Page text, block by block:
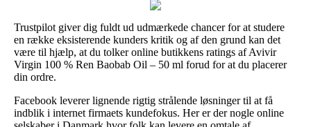
Trustpilot giver dig fuldt ud udmærkede chancer for at studere
en række eksisterende kunders kritik og af den grund kan det
være til hjælp, at du tolker online butikkens ratings af Avivir
Virgin 100 % Ren Baobab Oil – 50 ml forud for at du placerer
din ordre.
Facebook leverer lignende rigtig strålende løsninger til at få
indblik i internet firmaets kundefokus. Her er der nogle online